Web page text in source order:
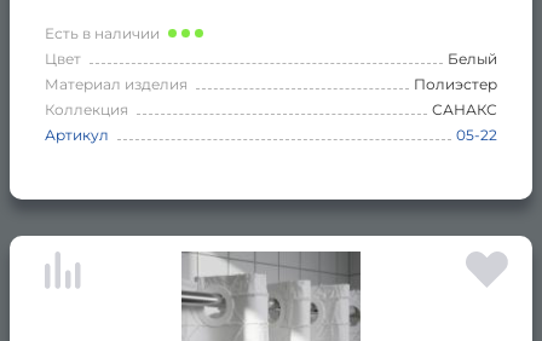
Есть в наличии
Цвет
Белый
Материал изделия
Полиэстер
Коллекция
САНАКС
Артикул
05-22